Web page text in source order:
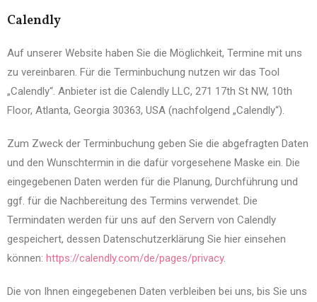
Calendly
Auf unserer Website haben Sie die Möglichkeit, Termine mit uns
zu vereinbaren. Für die Terminbuchung nutzen wir das Tool
„Calendly“. Anbieter ist die Calendly LLC, 271 17th St NW, 10th
Floor, Atlanta, Georgia 30363, USA (nachfolgend „Calendly“).
Zum Zweck der Terminbuchung geben Sie die abgefragten Daten
und den Wunschtermin in die dafür vorgesehene Maske ein. Die
eingegebenen Daten werden für die Planung, Durchführung und
ggf. für die Nachbereitung des Termins verwendet. Die
Termindaten werden für uns auf den Servern von Calendly
gespeichert, dessen Datenschutzerklärung Sie hier einsehen
können: https://calendly.com/de/pages/privacy.
Die von Ihnen eingegebenen Daten verbleiben bei uns, bis Sie uns